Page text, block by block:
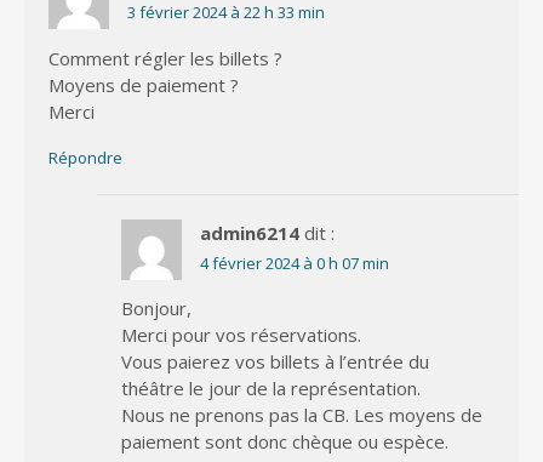
3 février 2024 à 22 h 33 min
Comment régler les billets ?
Moyens de paiement ?
Merci
Répondre
admin6214 dit :
4 février 2024 à 0 h 07 min
Bonjour,
Merci pour vos réservations.
Vous paierez vos billets à l’entrée du
théâtre le jour de la représentation.
Nous ne prenons pas la CB. Les moyens de
paiement sont donc chèque ou espèce.